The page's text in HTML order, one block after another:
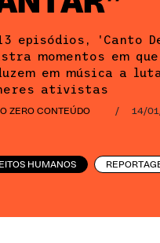
episódios, 'Canto
momentos em
em música a
ativistas
ZERO CONTEÚDO / 14/
HUMANOS